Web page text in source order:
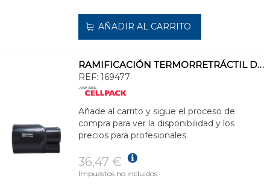
AÑADIR AL CARRITO
RAMIFICACIÓN TERMORRETRÁCTIL DE 4 SEH4 72-25 35-150mm² 3,9mm
REF: 169477
Añade al carrito y sigue el proceso de
compra para ver la disponibilidad y los
precios para profesionales.
36,47 €
Impuestos no incluidos.